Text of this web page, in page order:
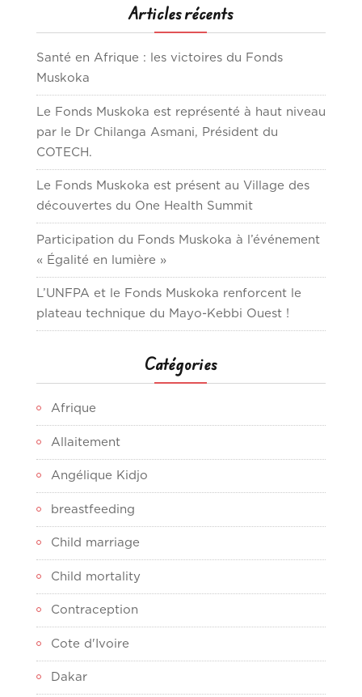
Articles récents
Santé en Afrique : les victoires du Fonds
Muskoka
Le Fonds Muskoka est représenté à haut niveau
par le Dr Chilanga Asmani, Président du
COTECH.
Le Fonds Muskoka est présent au Village des
découvertes du One Health Summit
Participation du Fonds Muskoka à l’événement
« Égalité en lumière »
L’UNFPA et le Fonds Muskoka renforcent le
plateau technique du Mayo-Kebbi Ouest !
Catégories
Afrique
Allaitement
Angélique Kidjo
breastfeeding
Child marriage
Child mortality
Contraception
Cote d'Ivoire
Dakar